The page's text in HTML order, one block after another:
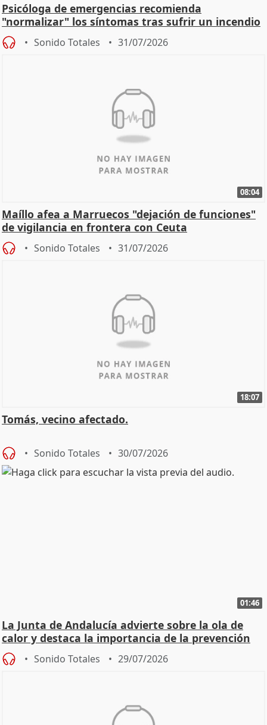
Psicóloga de emergencias recomienda
"normalizar" los síntomas tras sufrir un incendio
Sonido Totales 31/07/2026
08:04
Maíllo afea a Marruecos "dejación de funciones"
de vigilancia en frontera con Ceuta
Sonido Totales 31/07/2026
18:07
Tomás, vecino afectado.
Sonido Totales 30/07/2026
01:46
La Junta de Andalucía advierte sobre la ola de
calor y destaca la importancia de la prevención
Sonido Totales 29/07/2026